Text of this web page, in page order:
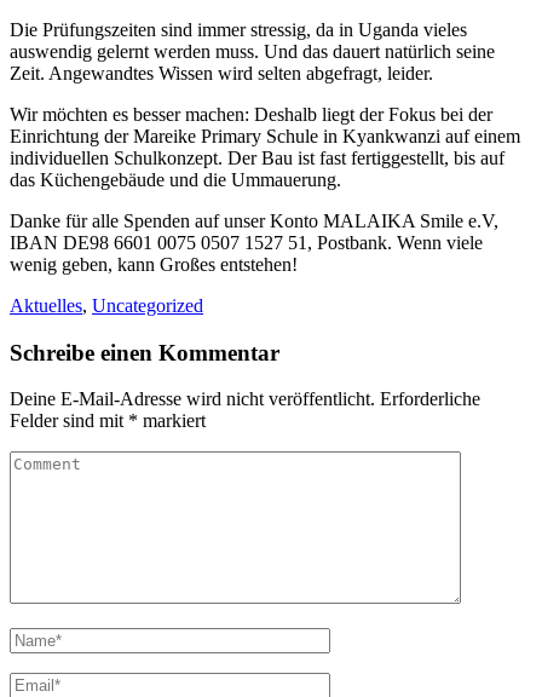
Die Prüfungszeiten sind immer stressig, da in Uganda vieles
auswendig gelernt werden muss. Und das dauert natürlich seine
Zeit. Angewandtes Wissen wird selten abgefragt, leider.
Wir möchten es besser machen: Deshalb liegt der Fokus bei der
Einrichtung der Mareike Primary Schule in Kyankwanzi auf einem
individuellen Schulkonzept. Der Bau ist fast fertiggestellt, bis auf
das Küchengebäude und die Ummauerung.
Danke für alle Spenden auf unser Konto MALAIKA Smile e.V,
IBAN DE98 6601 0075 0507 1527 51, Postbank. Wenn viele
wenig geben, kann Großes entstehen!
Aktuelles, Uncategorized
Schreibe einen Kommentar
Deine E-Mail-Adresse wird nicht veröffentlicht. Erforderliche
Felder sind mit * markiert